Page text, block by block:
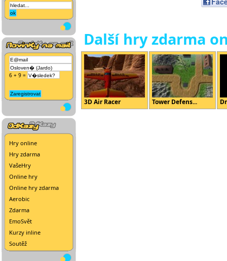
6 + 9 =
Hry online
Hry zdarma
VašeHry
Online hry
Online hry zdarma
Aerobic
Zdarma
EmoSvět
Kurzy inline
Soutěž
Další hry zdarma
3D Air Racer Tower Defens...